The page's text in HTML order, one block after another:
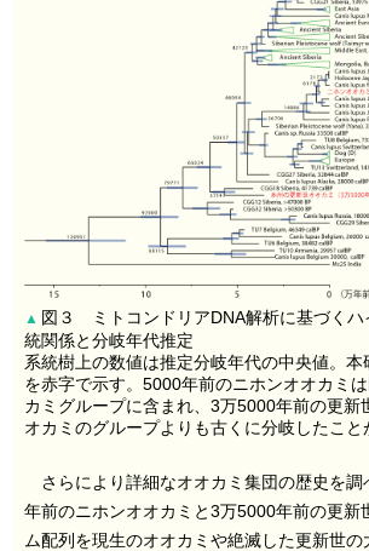
▲ 図３ ミトコンドリアDNA解析に基づくハ
統関係と分岐年代推定
系統樹上の数値は推定分岐年代の中央値。
を赤字で示す。5000年前のニホンオオカミ
カミグループに含まれ、3万5000年前の更新
オカミのグループよりも古くに分岐したこと
さらにより詳細なオオカミ集団の歴史を調
年前のニホンオオカミと3万5000年前の更新
ム配列を現生のオオカミや絶滅した更新世の